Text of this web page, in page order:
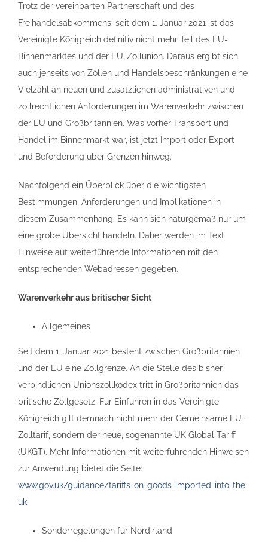
Trotz der vereinbarten Partnerschaft und des
Freihandelsabkommens: seit dem 1. Januar 2021 ist das
Vereinigte Königreich definitiv nicht mehr Teil des EU-
Binnenmarktes und der EU-Zollunion. Daraus ergibt sich
auch jenseits von Zöllen und Handelsbeschränkungen eine
Vielzahl an neuen und zusätzlichen administrativen und
zollrechtlichen Anforderungen im Warenverkehr zwischen
der EU und Großbritannien. Was vorher Transport und
Handel im Binnenmarkt war, ist jetzt Import oder Export
und Beförderung über Grenzen hinweg.
Nachfolgend ein Überblick über die wichtigsten
Bestimmungen, Anforderungen und Implikationen in
diesem Zusammenhang. Es kann sich naturgemäß nur um
eine grobe Übersicht handeln. Daher werden im Text
Hinweise auf weiterführende Informationen mit den
entsprechenden Webadressen gegeben.
Warenverkehr aus britischer Sicht
Allgemeines
Seit dem 1. Januar 2021 besteht zwischen Großbritannien
und der EU eine Zollgrenze. An die Stelle des bisher
verbindlichen Unionszollkodex tritt in Großbritannien das
britische Zollgesetz. Für Einfuhren in das Vereinigte
Königreich gilt demnach nicht mehr der Gemeinsame EU-
Zolltarif, sondern der neue, sogenannte UK Global Tariff
(UKGT). Mehr Informationen mit weiterführenden Hinweisen
zur Anwendung bietet die Seite:
www.gov.uk/guidance/tariffs-on-goods-imported-into-the-
uk
Sonderregelungen für Nordirland